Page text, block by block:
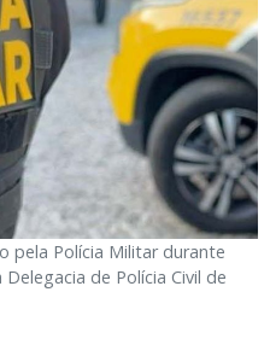
pela Polícia Militar durante
de Polícia Civil de